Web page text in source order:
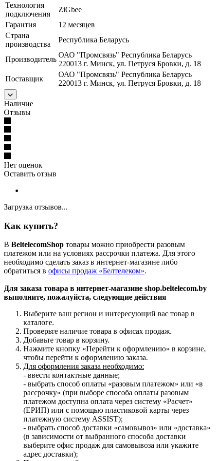
Технология
подключения
ZiGbee
Гарантия
12 месяцев
Страна
производства
Республика Беларусь
Производитель
ОАО "Промсвязь" Республика Беларусь
220013 г. Минск, ул. Петруся Бровки, д. 18
Поставщик
ОАО "Промсвязь" Республика Беларусь
220013 г. Минск, ул. Петруся Бровки, д. 18
Наличие
Отзывы
Нет оценок
Оставить отзыв
Загрузка отзывов...
Как купить?
В BeltelecomShop товары можно приобрести разовым
платежом или на условиях рассрочки платежа. Для этого
необходимо сделать заказ в интернет-магазине либо
обратиться в офисы продаж «Белтелеком».
Для заказа товара в интернет-магазине shop.beltelecom.by
выполните, пожалуйста, следующие действия
Выберите ваш регион и интересующий вас товар в
каталоге.
Проверьте наличие товара в офисах продаж.
Добавьте товар в корзину.
Нажмите кнопку «Перейти к оформлению» в корзине,
чтобы перейти к оформлению заказа.
Для оформления заказа необходимо:
- ввести контактные данные;
- выбрать способ оплаты «разовым платежом» или «в
рассрочку» (при выборе способа оплаты разовым
платежом доступна оплата через систему «Расчет»
(ЕРИП) или с помощью пластиковой карты через
платежную систему ASSIST);
- выбрать способ доставки «самовывоз» или «доставка»
(в зависимости от выбранного способа доставки
выберите офис продаж для самовывоза или укажите
адрес доставки);